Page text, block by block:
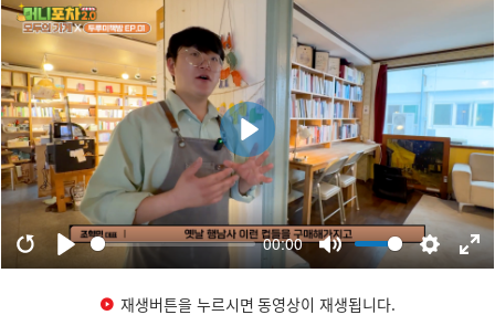
재생버튼을 누르시면 동영상이 재생됩니다.